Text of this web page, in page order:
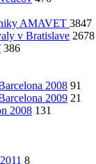
AMAVET 3847
v Bratislave 2678
386
2008 91
2009 21
2008 131
8